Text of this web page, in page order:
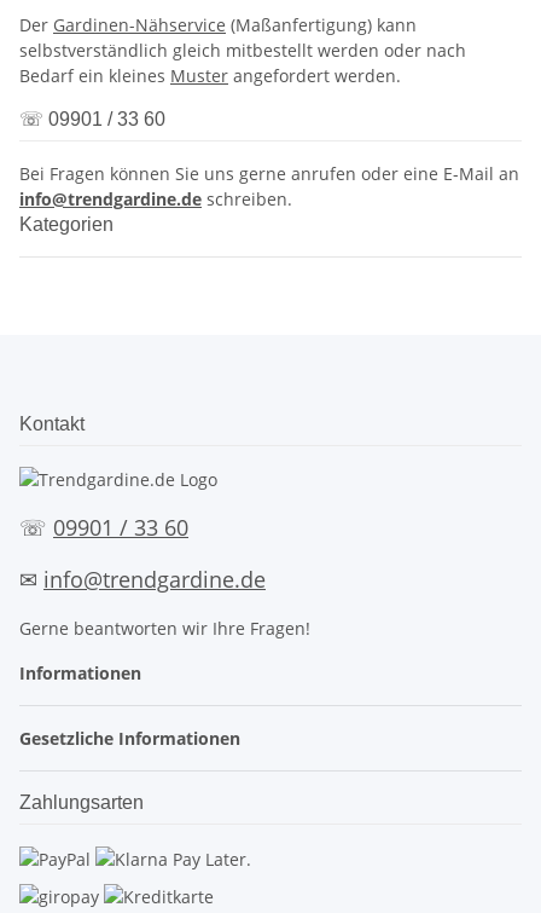
Der Gardinen-Nähservice (Maßanfertigung) kann
selbstverständlich gleich mitbestellt werden oder nach
Bedarf ein kleines Muster angefordert werden.
☏ 09901 / 33 60
Bei Fragen können Sie uns gerne anrufen oder eine E-Mail an
info@trendgardine.de schreiben.
Kategorien
Kontakt
☏ 09901 / 33 60
✉ info@trendgardine.de
Gerne beantworten wir Ihre Fragen!
Informationen
Gesetzliche Informationen
Zahlungsarten